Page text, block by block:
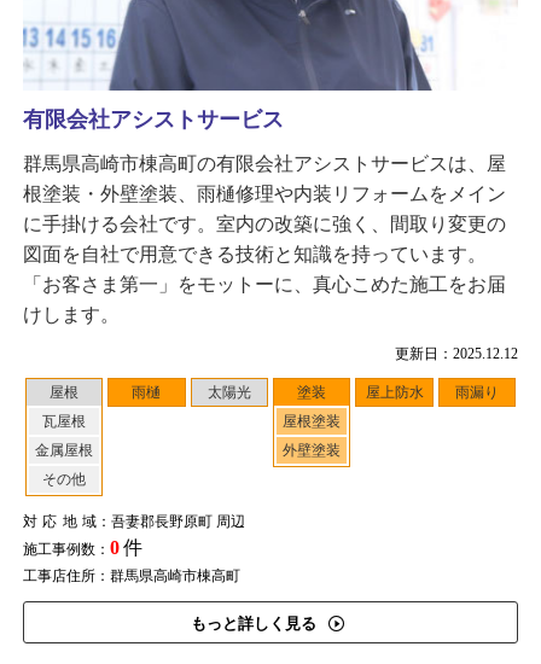
更新日：2025.12.12
屋根
瓦屋根
金属屋根
その他
雨樋 太陽光
塗装
屋根塗装
外壁塗装
屋上防水 雨漏り
対応地域：吾妻郡長野原町 周辺
施工事例数： 0件
工事店住所：群馬県高崎市棟高町
もっと詳しく見る
有限会社アシストサービス
群馬県高崎市棟高町の有限会社アシストサービスは、屋
根塗装・外壁塗装、雨樋修理や内装リフォームをメイン
に手掛ける会社です。室内の改築に強く、間取り変更の
図面を自社で用意できる技術と知識を持っています。
「お客さま第一」をモットーに、真心こめた施工をお届
けします。